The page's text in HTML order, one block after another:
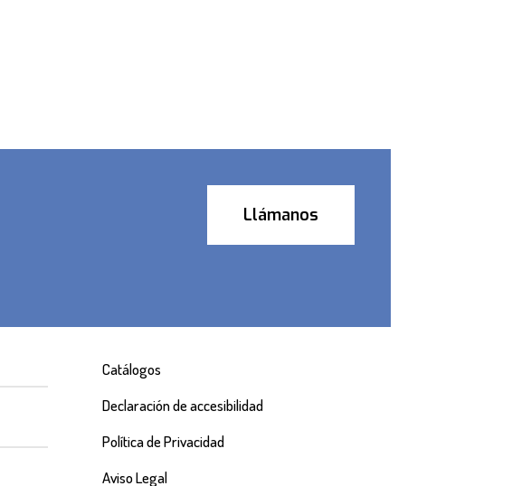
Llámanos
Catálogos
Declaración de accesibilidad
Política de Privacidad
Aviso Legal